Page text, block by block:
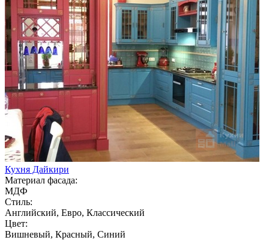
Кухня Дайкири
Материал фасада:
МДФ
Стиль:
Английский, Евро, Классический
Цвет:
Вишневый, Красный, Синий